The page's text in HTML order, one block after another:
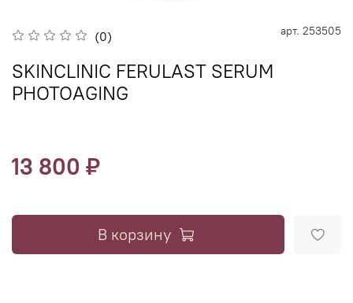
(0) арт. 253505
SKINCLINIC FERULAST SERUM
PHOTOAGING
13 800 ₽
В корзину